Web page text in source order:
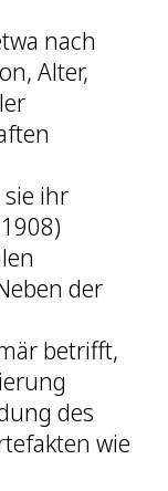
nach
Alter,
ihr
der
betrifft,
des
wie